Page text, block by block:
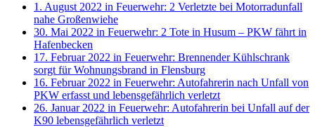
1. August 2022 in Feuerwehr: 2 Verletzte bei Motorradunfall
nahe Großenwiehe
30. Mai 2022 in Feuerwehr: 2 Tote in Husum – PKW fährt in
Hafenbecken
17. Februar 2022 in Feuerwehr: Brennender Kühlschrank
sorgt für Wohnungsbrand in Flensburg
16. Februar 2022 in Feuerwehr: Autofahrerin nach Unfall von
PKW erfasst und lebensgefährlich verletzt
26. Januar 2022 in Feuerwehr: Autofahrerin bei Unfall auf der
K90 lebensgefährlich verletzt